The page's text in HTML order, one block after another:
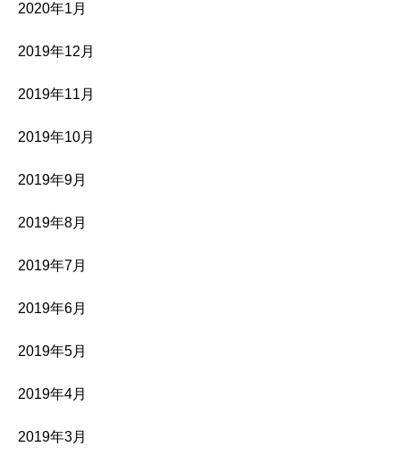
2020年1月
2019年12月
2019年11月
2019年10月
2019年9月
2019年8月
2019年7月
2019年6月
2019年5月
2019年4月
2019年3月